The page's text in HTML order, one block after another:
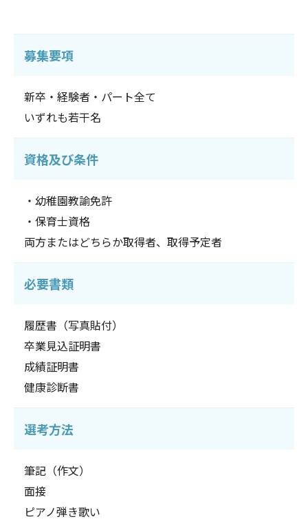
募集要項
新卒・経験者・パート全て
いずれも若干名
資格及び条件
・幼稚園教諭免許
・保育士資格
両方またはどちらか取得者、取得予定者
必要書類
履歴書（写真貼付）
卒業見込証明書
成績証明書
健康診断書
選考方法
筆記（作文）
面接
ピアノ弾き歌い